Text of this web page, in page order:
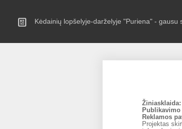
Kėdainių lopšelyje-darželyje "Puriena" - gausu
Žiniasklaida:
Publikavimo
Reklamos
Projektas